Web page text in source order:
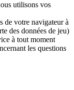
utilisons vos
de votre navigateur à
des données de jeu)
à tout moment
les questions